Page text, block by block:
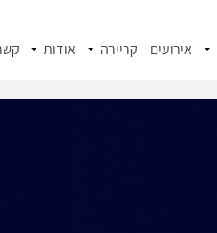
אירועים קריירה אודות